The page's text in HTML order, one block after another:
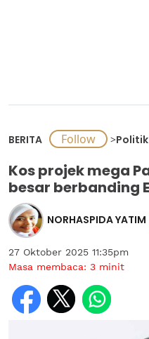
BERITA >Politik
Kos projek mega
besar berbanding
NORHASPIDA YATIM
27 Oktober 2025 11:35pm
Masa membaca: 3 minit